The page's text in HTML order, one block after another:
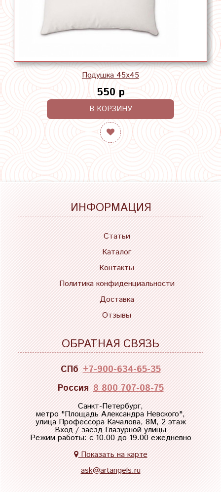
Подушка 45х45
550 р
В КОРЗИНУ
ИНФОРМАЦИЯ
Статьи
Каталог
Контакты
Политика конфиденциальности
Доставка
Отзывы
ОБРАТНАЯ СВЯЗЬ
СПб +7-900-634-65-35
Россия 8 800 707-08-75
Санкт-Петербург,
метро "Площадь Александра Невского",
улица Профессора Качалова, 8М, 2 этаж
Вход / заезд Глазурной улицы
Режим работы: с 10.00 до 19.00 ежедневно
Показать на карте
ask@artangels.ru